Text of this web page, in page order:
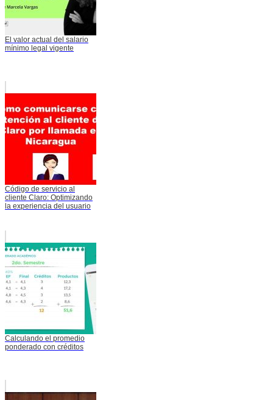
El valor actual del salario
mínimo legal vigente
Código de servicio al
cliente Claro: Optimizando
la experiencia del usuario
Calculando el promedio
ponderado con créditos